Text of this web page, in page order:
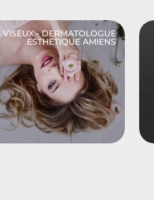
VISEUX - DERMATOLOGUE
ESTHÉTIQUE AMIENS